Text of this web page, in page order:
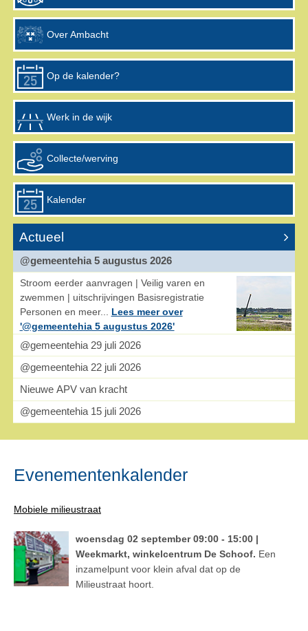
Over Ambacht
Op de kalender?
Werk in de wijk
Collecte/werving
Kalender
Actueel
@gemeentehia 5 augustus 2026
Stroom eerder aanvragen | Veilig varen en
zwemmen | uitschrijvingen Basisregistratie
Personen en meer... Lees meer over
'@gemeentehia 5 augustus 2026'
@gemeentehia 29 juli 2026
@gemeentehia 22 juli 2026
Nieuwe APV van kracht
@gemeentehia 15 juli 2026
Evenementenkalender
Mobiele milieustraat
woensdag 02 september 09:00 - 15:00 |
Weekmarkt, winkelcentrum De Schoof. Een
inzamelpunt voor klein afval dat op de
Milieustraat hoort.